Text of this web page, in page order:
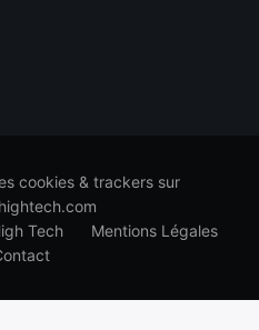
cookies & trackers sur
Tech
Mentions Légales